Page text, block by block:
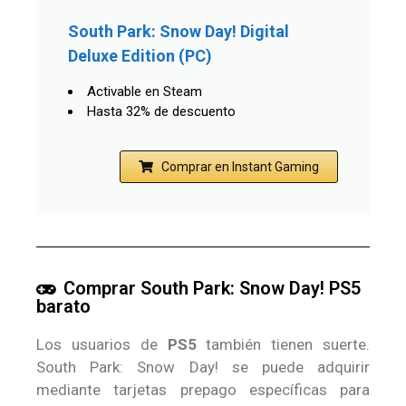
South Park: Snow Day! Digital
Deluxe Edition (PC)
Activable en Steam
Hasta 32% de descuento
Comprar en Instant Gaming
Comprar South Park: Snow Day! PS5
barato
Los usuarios de PS5también tienen suerte.
South Park: Snow Day! se puede adquirir
mediante tarjetas prepago específicas para